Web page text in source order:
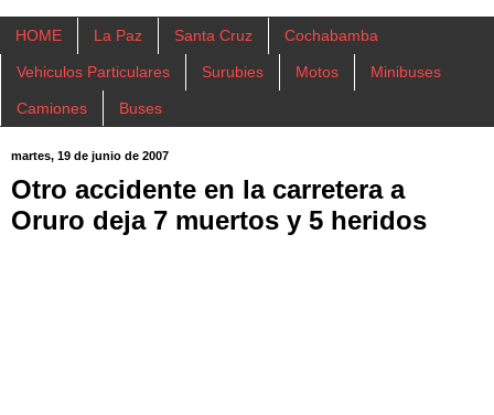
HOME La Paz Santa Cruz Cochabamba
Vehiculos Particulares Surubies Motos Minibuses
Camiones Buses
martes, 19 de junio de 2007
Otro accidente en la carretera a
Oruro deja 7 muertos y 5 heridos